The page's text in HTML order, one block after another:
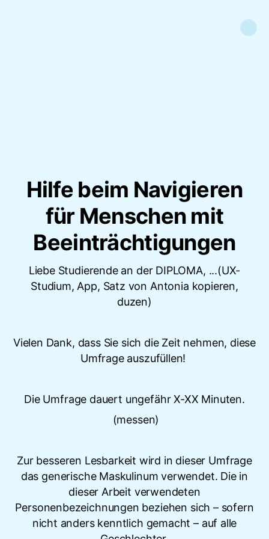
Hilfe beim Navigieren
für Menschen mit
Beeinträchtigungen
Liebe Studierende an der DIPLOMA, ...(UX-
Studium, App, Satz von Antonia kopieren,
duzen)
Vielen Dank, dass Sie sich die Zeit nehmen, diese
Umfrage auszufüllen!
Die Umfrage dauert ungefähr X-XX Minuten.
(messen)
Zur besseren Lesbarkeit wird in dieser Umfrage
das generische Maskulinum verwendet. Die in
dieser Arbeit verwendeten
Personenbezeichnungen beziehen sich – sofern
nicht anders kenntlich gemacht – auf alle